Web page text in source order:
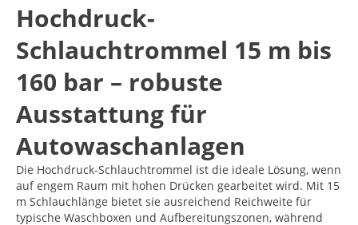
Hochdruck-
Schlauchtrommel 15 m bis
160 bar – robuste
Ausstattung für
Autowaschanlagen
Die Hochdruck-Schlauchtrommel ist die ideale Lösung, wenn
auf engem Raum mit hohen Drücken gearbeitet wird. Mit 15
m Schlauchlänge bietet sie ausreichend Reichweite für
typische Waschboxen und Aufbereitungszonen, während